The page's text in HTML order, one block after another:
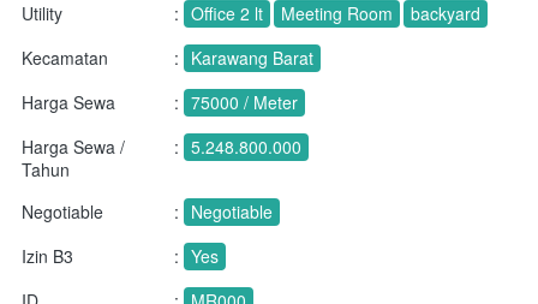
Utility
: Office 2 lt Meeting Room
backyard
Kecamatan
: Karawang Barat
Harga Sewa
: 75000 / Meter
Harga Sewa /
Tahun
: 5.248.800.000
Negotiable : Negotiable
Izin B3
: Yes